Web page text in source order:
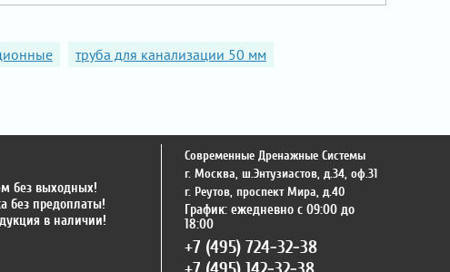
труба для канализации 50 мм
без выходных!
без предоплаты!
в наличии!
Современные Дренажные Системы
г. Москва, ш.Энтузиастов, д.34, оф.31
г. Реутов, проспект Мира, д.40
График: ежедневно с 09:00 до
18:00
+7 (495) 724-32-38